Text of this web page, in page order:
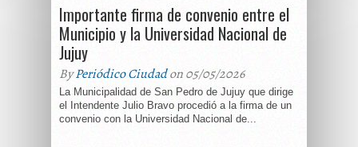
Importante firma de convenio entre el
Municipio y la Universidad Nacional de
Jujuy
ByPeriódico Ciudadon 05/05/2026
La Municipalidad de San Pedro de Jujuy que dirige
el Intendente Julio Bravo procedió a la firma de un
convenio con la Universidad Nacional de...